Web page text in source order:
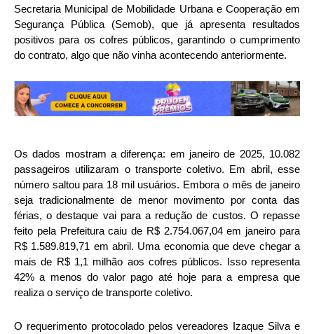
Secretaria Municipal de Mobilidade Urbana e Cooperação em
Segurança Pública (Semob), que já apresenta resultados
positivos para os cofres públicos, garantindo o cumprimento
do contrato, algo que não vinha acontecendo anteriormente.
Os dados mostram a diferença: em janeiro de 2025, 10.082
passageiros utilizaram o transporte coletivo. Em abril, esse
número saltou para 18 mil usuários. Embora o mês de janeiro
seja tradicionalmente de menor movimento por conta das
férias, o destaque vai para a redução de custos. O repasse
feito pela Prefeitura caiu de R$ 2.754.067,04 em janeiro para
R$ 1.589.819,71 em abril. Uma economia que deve chegar a
mais de R$ 1,1 milhão aos cofres públicos. Isso representa
42% a menos do valor pago até hoje para a empresa que
realiza o serviço de transporte coletivo.
O requerimento protocolado pelos vereadores Izaque Silva e